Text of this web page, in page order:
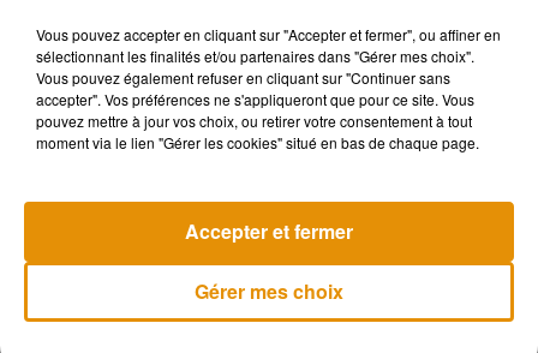
Madonna sort enfin le remix de « Love
Vous pouvez accepter en cliquant sur "Accepter et fermer", ou affiner en
sélectionnant les finalités et/ou partenaires dans "Gérer mes choix".
Vous pouvez également refuser en cliquant sur "Continuer sans
accepter". Vos préférences ne s'appliqueront que pour ce site. Vous
pouvez mettre à jour vos choix, ou retirer votre consentement à tout
moment via le lien "Gérer les cookies" situé en bas de chaque page.
Gérer mes choix
Accepter et fermer